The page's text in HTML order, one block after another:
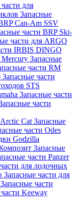
для
Запасные
Can-Am SSV
части BRP Ski-
части для ARGO
IRBIS DINGO
Mercury Запасные
части RM
Запасные части
STS
Запасные части
части
Cat Запасные
части Odes
Godzilla
Запасные
части Panzer
для лодочных
Запасные части для
Запасные части
Keeway